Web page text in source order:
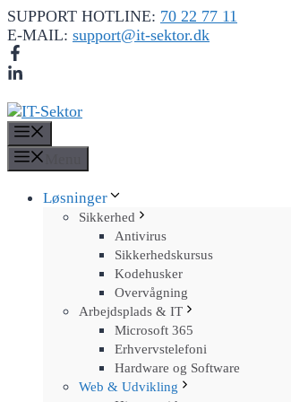
Hop
til
indhold
SUPPORT HOTLINE: 70 22 77 11
E-MAIL: support@it-sektor.dk
Løsninger
Sikkerhed
Antivirus
Sikkerhedskursus
Kodehusker
Overvågning
Arbejdsplads & IT
Microsoft 365
Erhvervstelefoni
Hardware og Software
Web & Udvikling